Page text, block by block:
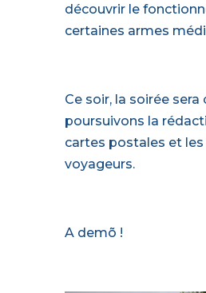
découvrir le
certaines armes
Ce soir, la soirée sera
poursuivons la
cartes postales et les
voyageurs.
A demõ !